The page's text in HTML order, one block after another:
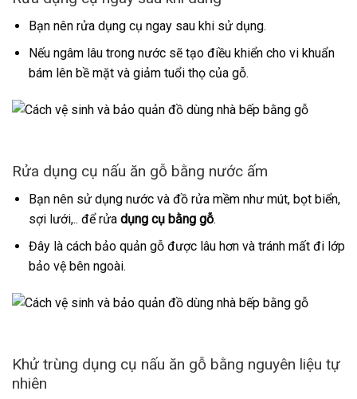
Bạn nên rửa dụng cụ ngay sau khi sử dụng.
Nếu ngâm lâu trong nước sẽ tạo điều khiển cho vi khuẩn
bám lên bề mặt và giảm tuổi thọ của gỗ.
Rửa dụng cụ nấu ăn gỗ bằng nước ấm
Bạn nên sử dụng nước và đồ rửa mềm như mút, bọt biển,
sợi lưới,.. để rửa dụng cụ bằng gỗ.
Đây là cách bảo quản gỗ được lâu hơn và tránh mất đi lớp
bảo vệ bên ngoài.
Khử trùng dụng cụ nấu ăn gỗ bằng nguyên liệu tự
nhiên